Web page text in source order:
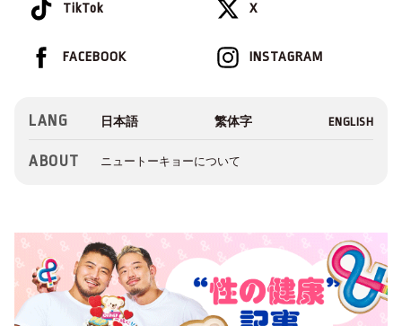
TikTok X
INSTAGRAM
FACEBOOK
LANG
ABOUT ニュートーキョーについて